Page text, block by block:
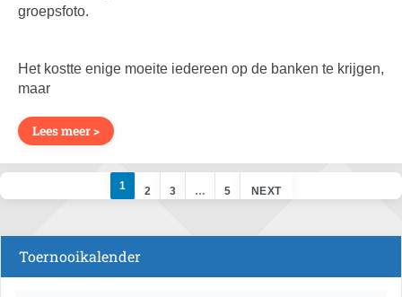
groepsfoto.
Het kostte enige moeite iedereen op de banken te krijgen,
maar
Lees meer >
1 2 3 … 5 NEXT
Toernooikalender